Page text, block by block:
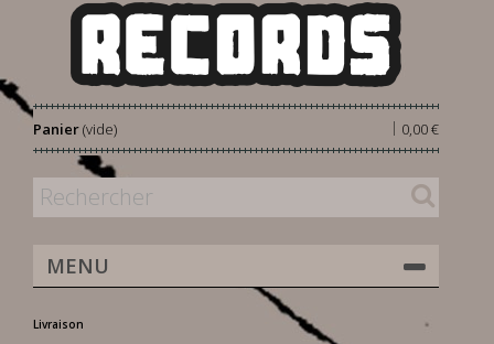
Panier 0,00 €
|
(vide)
MENU
Livraison